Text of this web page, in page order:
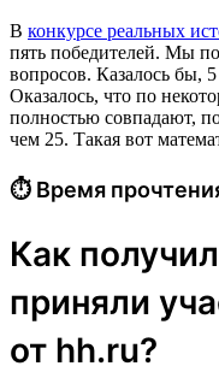
В конкурсе реальных
пять победителей. Мы
вопросов. Казалось бы,
Оказалось, что по
полностью совпадают,
чем 25. Такая вот
⏱ Время
Как
приняли
от hh.ru?